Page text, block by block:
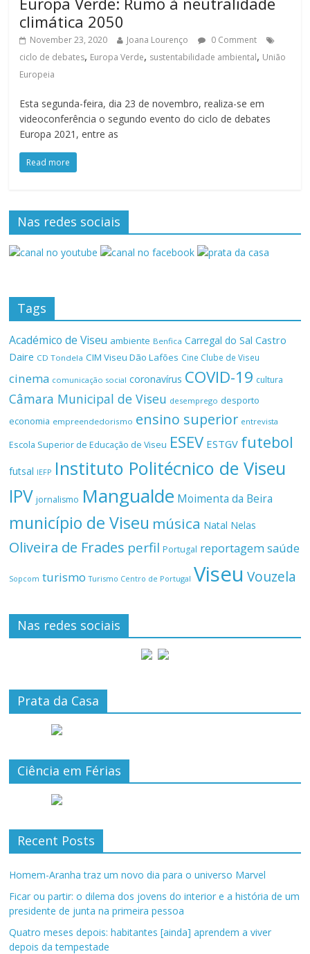
climática 2050
November 23, 2020 Joana Lourenço
0 Comment
ciclo de debates, Europa Verde, sustentabilidade ambiental, União
Europeia
Esta segunda-feira, dia 23 de novembro, realiza-se em
videoconferência o segundo evento do ciclo de debates
Europa 2021, entre as
Read more
Nas redes sociais
Tags
Académico de Viseu ambiente Benfica Carregal do Sal Castro
Daire CD Tondela CIM Viseu Dão Lafões Cine Clube de Viseu
cinema comunicação social coronavírus COVID-19 cultura
Câmara Municipal de Viseu desemprego desporto
economia empreendedorismo ensino superior entrevista
Escola Superior de Educação de Viseu ESEV ESTGV futebol
futsal IEFP Instituto Politécnico de Viseu
IPV jornalismo Mangualde Moimenta da Beira
município de Viseu música Natal Nelas
Oliveira de Frades perfil Portugal reportagemsaúde
Sopcom turismo Turismo Centro de Portugal Viseu Vouzela
Nas redes sociais
Prata da Casa
Ciência em Férias
Recent Posts
Homem-Aranha traz um novo dia para o universo Marvel
Ficar ou partir: o dilema dos jovens do interior e a história de um
presidente de junta na primeira pessoa
Quatro meses depois: habitantes [ainda] aprendem a viver
depois da tempestade